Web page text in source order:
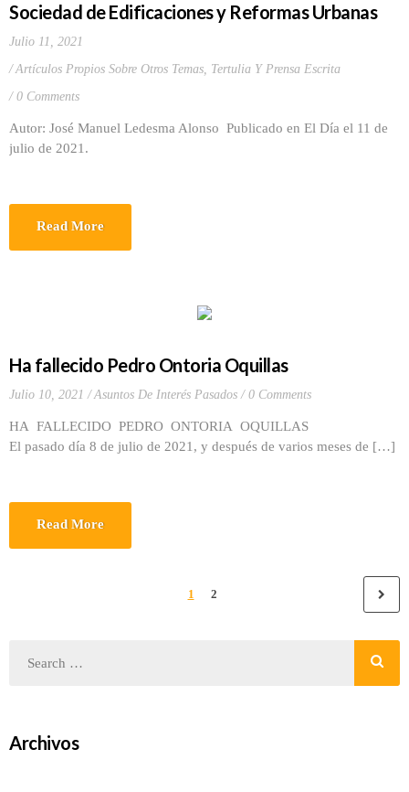
Sociedad de Edificaciones y Reformas Urbanas
Julio 11, 2021
Artículos Propios Sobre Otros Temas, Tertulia Y Prensa Escrita
0 Comments
Autor: José Manuel Ledesma Alonso Publicado en El Día el 11 de
julio de 2021.
Read More
Ha fallecido Pedro Ontoria Oquillas
Julio 10, 2021 Asuntos De Interés Pasados 0 Comments
HA FALLECIDO PEDRO ONTORIA OQUILLAS
El pasado día 8 de julio de 2021, y después de varios meses de […]
Read More
1 2
Archivos